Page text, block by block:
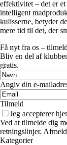
effektivitet – det er
intelligent
kulisserne, betyder
mere tid til det, der
Få nyt fra os –
Bliv en del af
gratis.
Angiv din e-
Tilmeld
Jeg accepterer
Ved at tilmelde dig
retningslinjer.
Kategorier